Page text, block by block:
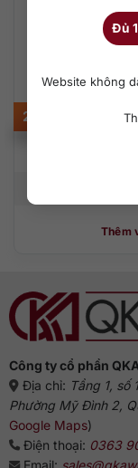
Đủ
Website không
Armagnac
25.000.000
Thêm
Công ty cổ phần
Địa chỉ: Tầng 1, số
Phường Mỹ Đình 2,
Google Maps)
Điện thoại: 0363
Email: